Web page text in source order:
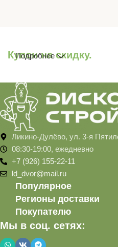
Купон на скидку.
Подробнее
Ликино-Дулёво, ул. 3-я
08:30-19:00, ежедневно
+7 (926) 155-22-11
ld_dvor@mail.ru
Популярное
Регионы доставки
Покупателю
Мы в соц. сетях: